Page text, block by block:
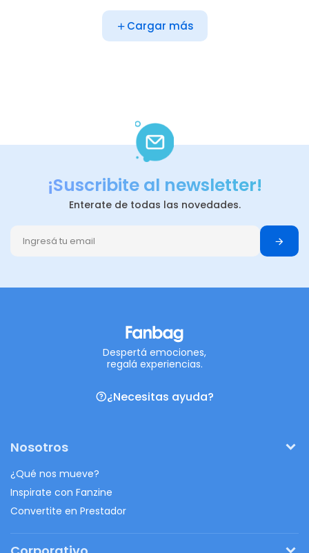
Cargar más
¡Suscribite al newsletter!
Enterate de todas las novedades.
Despertá emociones,
regalá experiencias.
¿Necesitas ayuda?
Nosotros
¿Qué nos mueve?
Inspirate con Fanzine
Convertite en Prestador